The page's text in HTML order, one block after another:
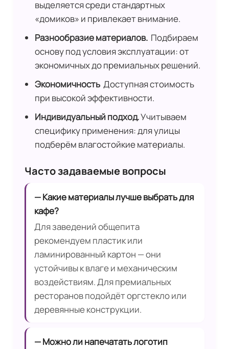
выделяется среди стандартных
«домиков» и привлекает внимание.
Разнообразие материалов. Подбираем
основу под условия эксплуатации: от
экономичных до премиальных решений.
Экономичность Доступная стоимость
при высокой эффективности.
Индивидуальный подход.Учитываем
специфику применения: для улицы
подберём влагостойкие материалы.
Часто задаваемые вопросы
— Какие материалы лучше выбрать для
кафе?
Для заведений общепита
рекомендуем пластик или
ламинированный картон — они
устойчивы к влаге и механическим
воздействиям. Для премиальных
ресторанов подойдёт оргстекло или
деревянные конструкции.
— Можно ли напечатать логотип